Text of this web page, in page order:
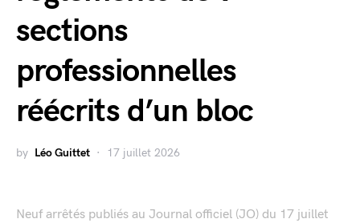
sections
professionnelles
réécrits d’un bloc
by Léo Guittet 17 juillet 2026
Neuf arrêtés publiés au Journal officiel (JO) du 17 juillet